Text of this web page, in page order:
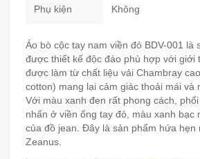
Phụ kiện Không
Áo bò cộc tay nam viền đỏ BDV-001 là
được thiết kế độc đáo phù hợp với giới
được làm từ chất liệu vải Chambray
cotton) mang lại cảm giác thoải mái và
Với màu xanh đen rất phong cách,
nhấn ở viền ống tay đỏ, màu xanh bạc
của đồ jean. Đây là sản phẩm hứa hẹn
Zeanus.